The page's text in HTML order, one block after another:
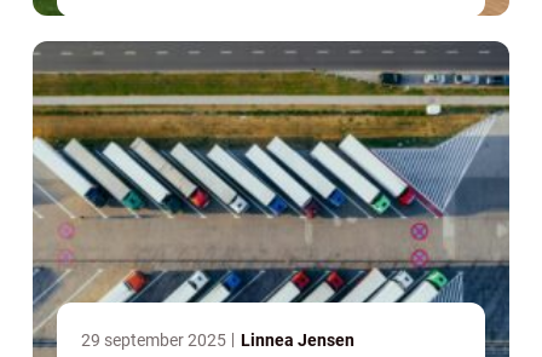
29 september 2025 Linnea Jensen